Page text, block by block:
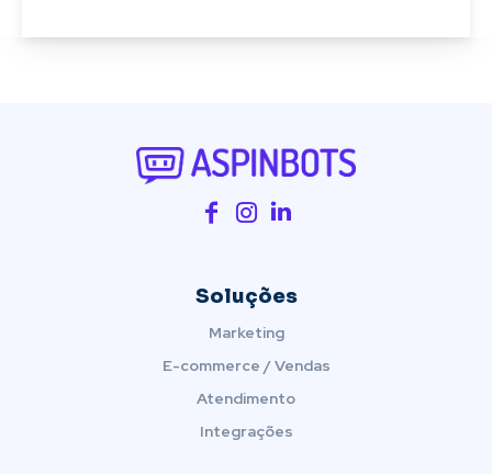
Soluções
Marketing
E-commerce / Vendas
Atendimento
Integrações